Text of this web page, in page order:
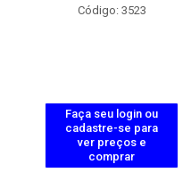
Código: 3523
Faça seu login ou
cadastre-se para
ver preços e
comprar